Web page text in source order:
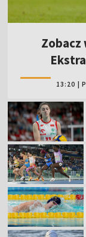
Zobacz
13:20